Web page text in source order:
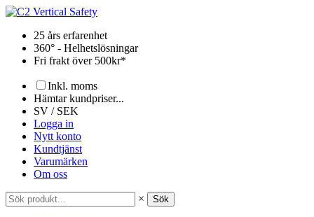
Hoppa
innehåll25 års erfarenhet
360° - Helhetslösningar
Fri frakt över 500kr*
Inkl. moms
Hämtar kundpriser...
SV / SEK
Logga in
Nytt konto
Kundtjänst
Varumärken
Om oss
× Sök